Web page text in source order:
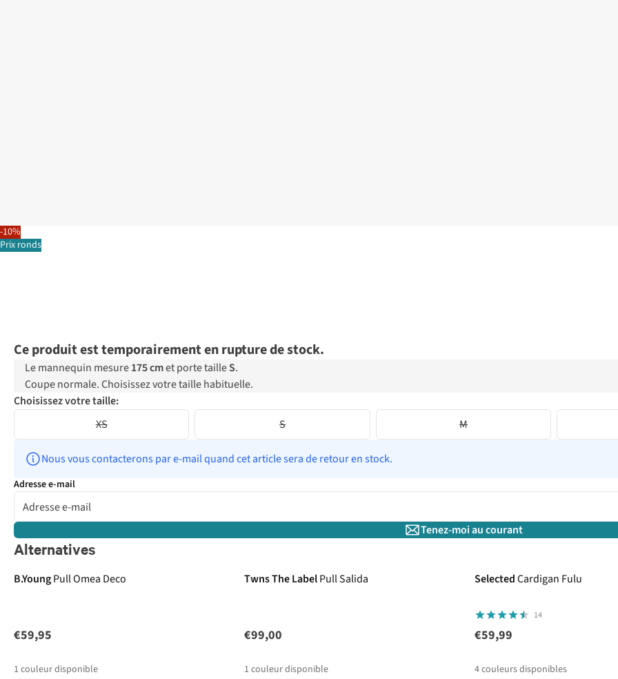
-10%
Prix ronds
Ce produit est temporairement en rupture de stock.
Le mannequin mesure175 cmet porte tailleS.
Coupe normale. Choisissez votre taille habituelle.
Choisissez votre taille:
XS
S M
Nous vous contacterons par e-mail quand cet article sera de retour en stock.
Adresse e-mail
Tenez-moi au courant
Alternatives
B.YoungPull Omea Deco
€59,95
1 couleur disponible
Twns The LabelPull Salida
€99,00
1 couleur disponible
SelectedCardigan Fulu
14
€59,99
4couleurs disponibles